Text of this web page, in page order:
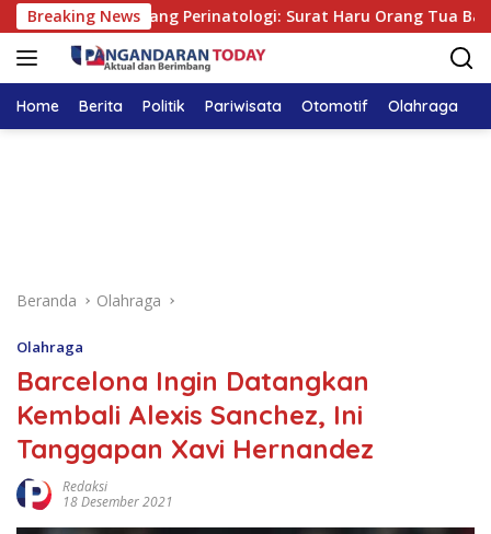
Langsung
ke
konten
Breaking News
di Ruang Perinatologi: Surat Haru Orang Tua Bayi
Home Berita Politik Pariwisata Otomotif Olahraga
Beranda Olahraga
Olahraga
Barcelona Ingin Datangkan
Kembali Alexis Sanchez, Ini
Tanggapan Xavi Hernandez
Redaksi
18 Desember 2021